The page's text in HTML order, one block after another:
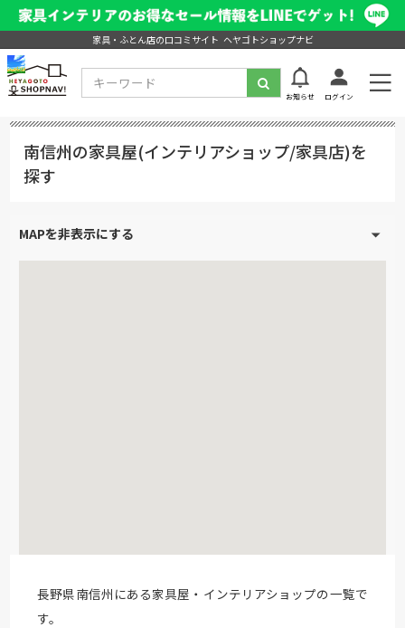
家具・ふとん店の口コミサイト ヘヤゴトショップナビ
お知らせ ログイン
南信州の家具屋(インテリアショップ/家具店)を
探す
長野県南信州にある家具屋・インテリアショップの一覧で
す。